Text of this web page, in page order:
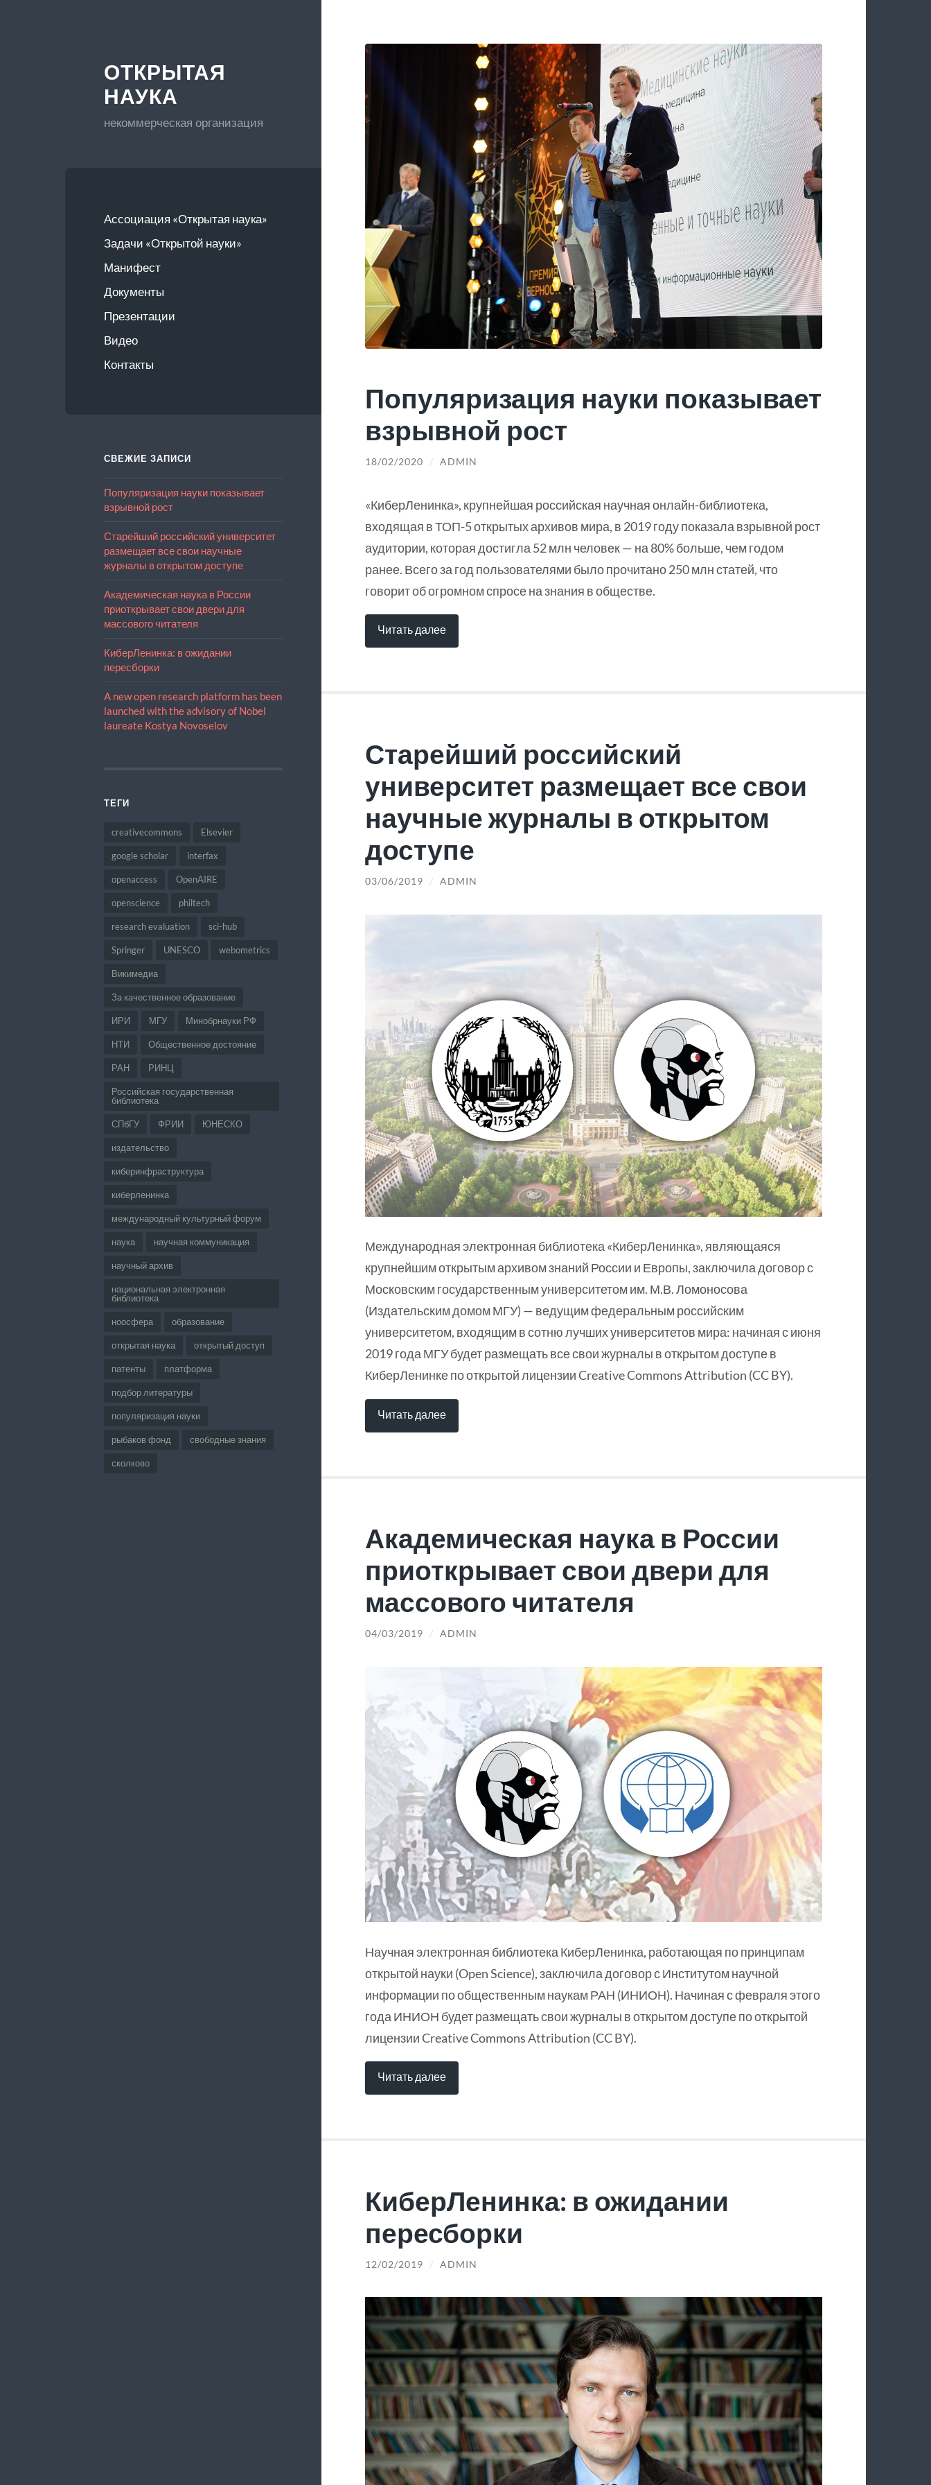
ОТКРЫТАЯ
НАУКА
некоммерческая организация
Ассоциация «Открытая наука»
Задачи «Открытой науки»
Манифест
Документы
Презентации
Видео
Контакты
СВЕЖИЕ ЗАПИСИ
Популяризация науки показывает
взрывной рост
Старейший российский университет
размещает все свои научные
журналы в открытом доступе
Академическая наука в России
приоткрывает свои двери для
массового читателя
КиберЛенинка: в ожидании
пересборки
A new open research platform has been
launched with the advisory of Nobel
laureate Kostya Novoselov
ТЕГИ
creativecommons Elsevier
google scholar interfax
openaccess OpenAIRE
openscience philtech
research evaluation sci-hub
Springer UNESCO webometrics
Викимедиа
За качественное образование
ИРИ МГУ Минобрнауки РФ
НТИ Общественное достояние
РАН РИНЦ
Российская государственная
библиотека
СПбГУ ФРИИ ЮНЕСКО
издательство
киберинфраструктура
киберленинка
международный культурный форум
наука научная коммуникация
научный архив
национальная электронная
библиотека
ноосфера образование
открытая наука открытый доступ
патенты платформа
подбор литературы
популяризация науки
рыбаков фонд свободные знания
сколково
Популяризация науки показывает
взрывной рост
18/02/2020 / ADMIN
«КиберЛенинка», крупнейшая российская научная онлайн-библиотека,
входящая в ТОП-5 открытых архивов мира, в 2019 году показала взрывной рост
аудитории, которая достигла 52 млн человек — на 80% больше, чем годом
ранее. Всего за год пользователями было прочитано 250 млн статей, что
говорит об огромном спросе на знания в обществе.
Читать далее
Старейший российский
университет размещает все свои
научные журналы в открытом
доступе
03/06/2019 / ADMIN
Международная электронная библиотека «КиберЛенинка», являющаяся
крупнейшим открытым архивом знаний России и Европы, заключила договор с
Московским государственным университетом им. М.В. Ломоносова
(Издательским домом МГУ) — ведущим федеральным российским
университетом, входящим в сотню лучших университетов мира: начиная с июня
2019 года МГУ будет размещать все свои журналы в открытом доступе в
КиберЛенинке по открытой лицензии Creative Commons Attribution (CC BY).
Читать далее
Академическая наука в России
приоткрывает свои двери для
массового читателя
04/03/2019 / ADMIN
Научная электронная библиотека КиберЛенинка, работающая по принципам
открытой науки (Open Science), заключила договор с Институтом научной
информации по общественным наукам РАН (ИНИОН). Начиная с февраля этого
года ИНИОН будет размещать свои журналы в открытом доступе по открытой
лицензии Creative Commons Attribution (CC BY).
Читать далее
КиберЛенинка: в ожидании
пересборки
12/02/2019 / ADMIN